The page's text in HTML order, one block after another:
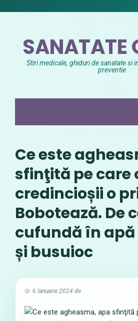
SANATATE
Stiri medicale, ghiduri de sanatate si
preventie
Ce este
sfinţită pe care
credincioșii o
Bobotează. De
cufundă în apă
și busuioc
6 Ianuarie 2024 de